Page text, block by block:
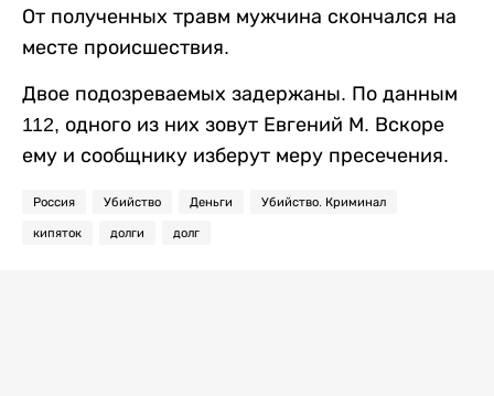
От полученных травм мужчина скончался на
месте происшествия.
Двое подозреваемых задержаны. По данным
112, одного из них зовут Евгений М. Вскоре
ему и сообщнику изберут меру пресечения.
Россия Убийство Деньги Убийство. Криминал
кипяток долги долг